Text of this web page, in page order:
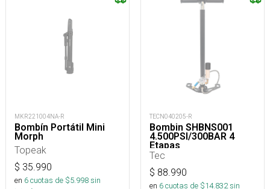
MKR221004NA-R
Bombín Portátil Mini
Morph
Topeak
$ 35.990
en 6cuotas de $5.998sin
TECN040205-R
Bombin SHBNS001
4.500PSI/300BAR 4
Etapas
Tec
$ 88.990
en 6cuotas de $14.832sin